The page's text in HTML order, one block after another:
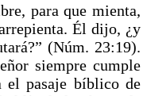
para que mienta,
Él dijo, ¿y
(Núm. 23:19).
siempre cumple
el pasaje bíblico de